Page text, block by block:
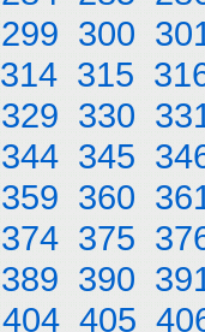
299 300
314 315
329 330
344 345
359 360
374 375
389 390
404 405